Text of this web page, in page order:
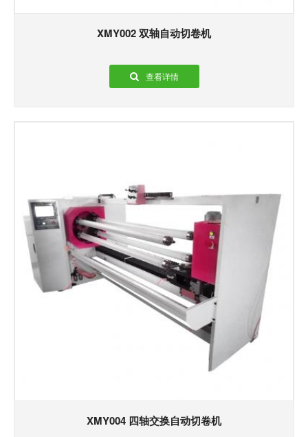
XMY002 双轴自动切卷机
查看详情
XMY004 四轴交换自动切卷机